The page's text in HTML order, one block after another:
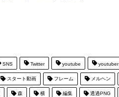
SNS Twitter youtube youtuber
スタート動画 フレーム メルヘン
森 横 編集 透過PNG